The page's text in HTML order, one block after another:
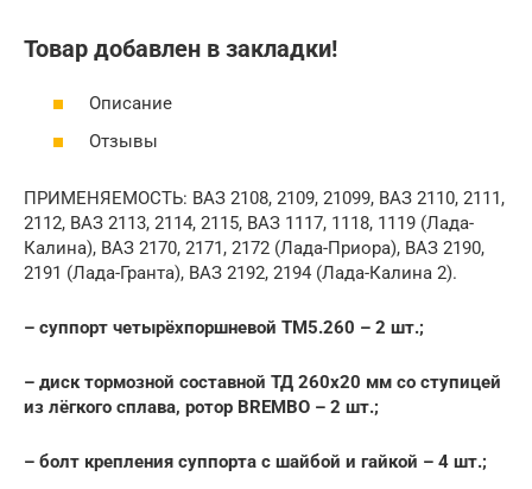
Товар добавлен в закладки!
Описание
Отзывы
ПРИМЕНЯЕМОСТЬ: ВАЗ 2108, 2109, 21099, ВАЗ 2110, 2111,
2112, ВАЗ 2113, 2114, 2115, ВАЗ 1117, 1118, 1119 (Лада-
Калина), ВАЗ 2170, 2171, 2172 (Лада-Приора), ВАЗ 2190,
2191 (Лада-Гранта), ВАЗ 2192, 2194 (Лада-Калина 2).
– суппорт четырёхпоршневой ТМ5.260 – 2 шт.;
– диск тормозной составной ТД 260х20 мм со ступицей
из лёгкого сплава, ротор BREMBO – 2 шт.;
– болт крепления суппорта с шайбой и гайкой – 4 шт.;